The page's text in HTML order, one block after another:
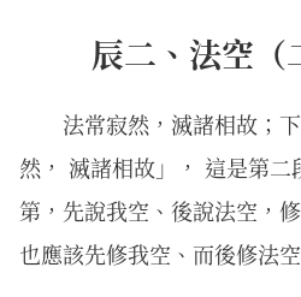
辰二、法空（
法常寂然，滅諸相故；
然， 滅諸相故」， 這是第
第，先說我空、後說法空，
也應該先修我空、而後修法空